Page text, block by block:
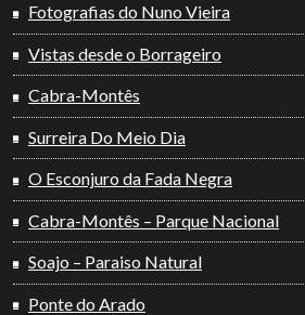
Fotografias do Nuno Vieira
Vistas desde o Borrageiro
Cabra-Montês
Surreira Do Meio Dia
O Esconjuro da Fada Negra
Cabra-Montês – Parque Nacional
Soajo – Paraiso Natural
Ponte do Arado